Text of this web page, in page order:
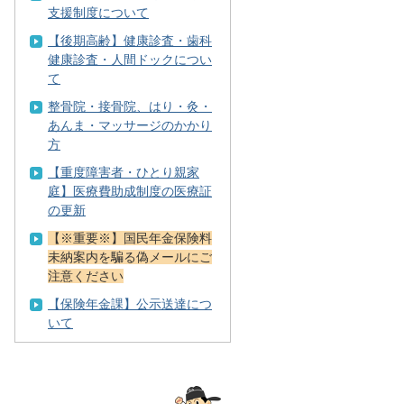
支援制度について
【後期高齢】健康診査・歯科
健康診査・人間ドックについ
て
整骨院・接骨院、はり・灸・
あんま・マッサージのかかり
方
【重度障害者・ひとり親家
庭】医療費助成制度の医療証
の更新
【※重要※】国民年金保険料
未納案内を騙る偽メールにご
注意ください
【保険年金課】公示送達につ
いて